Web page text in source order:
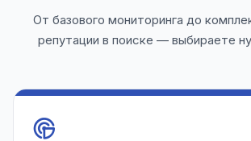
От базового мониторинга до
репутации в поиске — выбираете